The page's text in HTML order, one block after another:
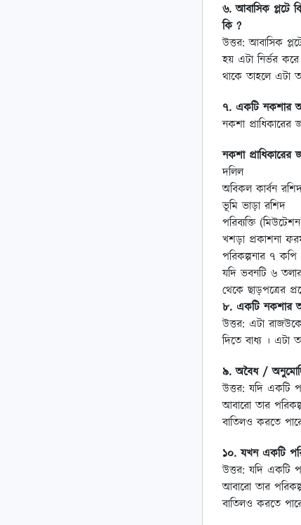
৬. আবাসিক প্লটে
কি ?
উত্তর: আবাসিক
হয় এটা নির্ভর
থাকে তাহলে এটা
৭. একটি নকশার
নকশা
নকশা
দলিল
অবিকল কার্বন
ভূমি ভাড়া রশিদ
পরিব্যক্তি
খশড়া প্রকাশনা
পরিকল্পনার ৭
যদি ভবনটি ৬
থেকে ছাড়পত্রের
৮. একটি নকশার
উত্তর: এটা
দিতে বাধ্য । এটা
৯. অবৈধ /
উত্তর: যদি একটি
আবারো তার
বাতিলও করতে
১০. যখন একটি
উত্তর: যদি একটি
আবারো তার
বাতিলও করতে